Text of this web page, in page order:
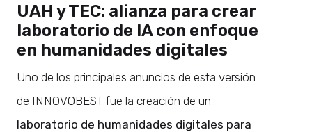
UAH y TEC: alianza para crear
laboratorio de IA con enfoque
en humanidades digitales
Uno de los principales anuncios de esta versión
de INNOVOBEST fue la creación de un
laboratorio de humanidades digitales para